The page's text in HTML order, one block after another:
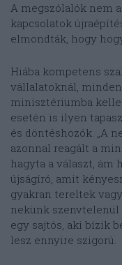
A megszólalók nem
kapcsolatok
elmondták, hogy
Hiába kompetens
vállalatoknál,
minisztériumba
esetén is ilyen
és döntéshozók. „A
azonnal reagált a
hagyta a választ, ám
újságíró, amit
gyakran tereltek
nekünk
egy sajtós, aki bízik
lesz ennyire szigorú.